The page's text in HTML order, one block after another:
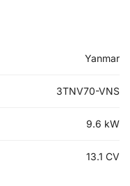
Yanmar
3TNV70-VNS
9.6 kW
13.1 CV